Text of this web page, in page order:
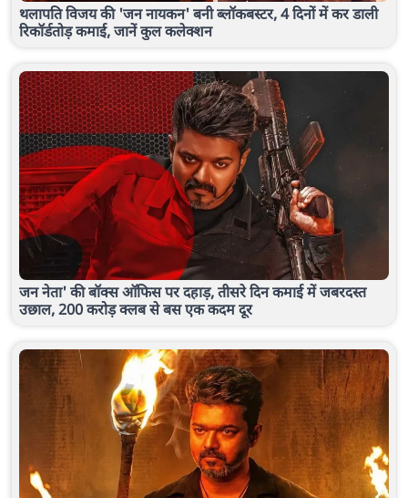
थलापति विजय की 'जन नायकन' बनी ब्लॉकबस्टर, 4 दिनों में कर डाली
रिकॉर्डतोड़ कमाई, जानें कुल कलेक्शन
जन नेता' की बॉक्स ऑफिस पर दहाड़, तीसरे दिन कमाई में जबरदस्त
उछाल, 200 करोड़ क्लब से बस एक कदम दूर